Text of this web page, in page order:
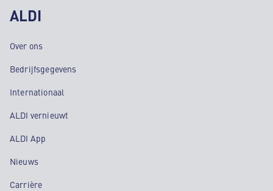
ALDI
Over ons
Bedrijfsgegevens
Internationaal
ALDI vernieuwt
ALDI App
Nieuws
Carrière